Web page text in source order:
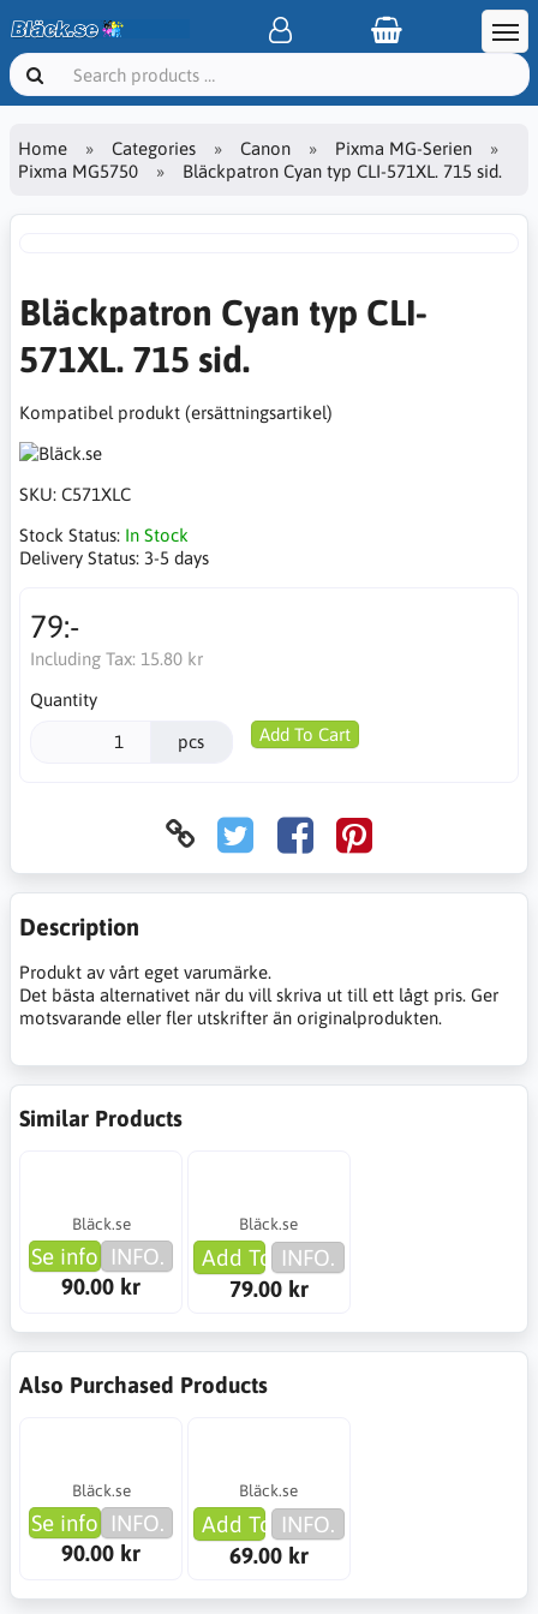
Home Categories Canon
Pixma MG-Serien
Pixma MG5750
Bläckpatron Cyan typ CLI-571XL. 715 sid.
Bläckpatron Cyan typ CLI-
571XL. 715 sid.
Kompatibel produkt (ersättningsartikel)
SKU: C571XLC
Stock Status: In Stock
Delivery Status: 3-5 days
79:-
Including Tax: 15.80 kr
Quantity
pcs Add To Cart
Description
Produkt av vårt eget varumärke.
Det bästa alternativet när du vill skriva ut till ett lågt pris. Ger
motsvarande eller fler utskrifter än originalprodukten.
Similar Products
Bläck.se
Se info INFO.
90.00 kr
Bläck.se
Add To Cart
INFO.
79.00 kr
Also Purchased Products
Bläck.se
Se info INFO.
90.00 kr
Bläck.se
Add To Cart
INFO.
69.00 kr